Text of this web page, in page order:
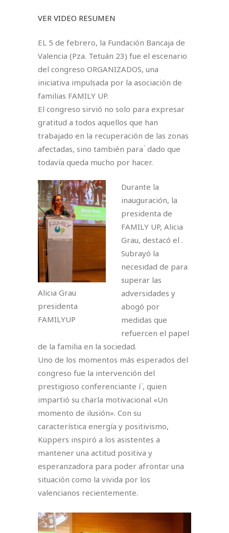
VER VIDEO RESUMEN
EL 5 de febrero, la Fundación Bancaja de
Valencia (Pza. Tetuán 23) fue el escenario
del congreso ORGANIZADOS, una
iniciativa impulsada por la asociación de
familias FAMILY UP. ⁣
El congreso sirvió no solo para expresar
gratitud a todos aquellos que han
trabajado en la recuperación de las zonas
afectadas, sino también para ́ dado que
todavía queda mucho por hacer.⁣
Alicia Grau
presidenta
FAMILYUP
Durante la
inauguración, la
presidenta de
FAMILY UP, Alicia
Grau, destacó el .
Subrayó la
necesidad de para
superar las
adversidades y
abogó por
medidas que
refuercen el papel
de la familia en la sociedad.⁣
Uno de los momentos más esperados del
congreso fue la intervención del
prestigioso conferenciante í ̈, quien
impartió su charla motivacional «Un
momento de ilusión». Con su
característica energía y positivismo,
Küppers inspiró a los asistentes a
mantener una actitud positiva y
esperanzadora para poder afrontar una
situación como la vivida por los
valencianos recientemente. ⁣